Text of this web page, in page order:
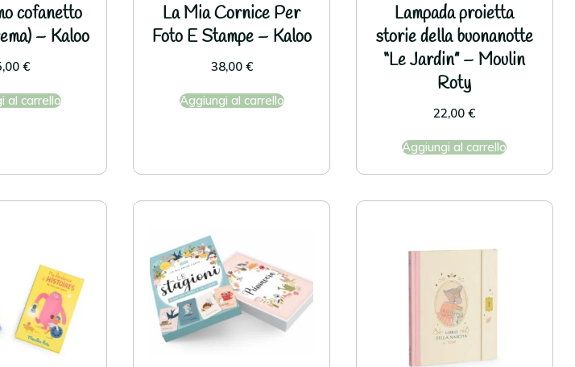
cofanetto
– Kaloo
€
al carrello
La Mia Cornice Per
Foto E Stampe – Kaloo
38,00 €
Aggiungi al carrello
Lampada proietta
storie della buonanotte
“Le Jardin” – Moulin
Roty
22,00€
Aggiungi al carrello